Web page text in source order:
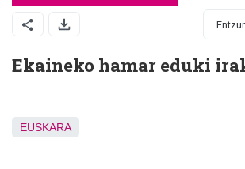
Ekaineko hamar eduki
EUSKARA